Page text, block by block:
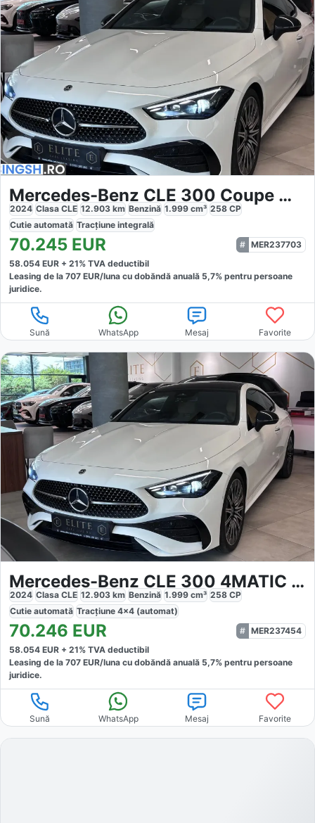
Mercedes-Benz CLE 300 Coupe Mild Hybrid 4Matic AMG Line
2024 Clasa CLE 12.903 km Benzină 1.999 cm³ 258 CP
Cutie automată Tracțiune integrală
70.245 EUR
MER237703
58.054 EUR + 21% TVA deductibil
Leasing de la 707 EUR/luna cu dobăndă anuală 5,7% pentru persoane
juridice.
Sună WhatsApp Mesaj Favorite
Mercedes-Benz CLE 300 4MATIC 9G-TRONIC AMG Line
2024 Clasa CLE 12.903 km Benzină 1.999 cm³ 258 CP
Cutie automată Tracțiune 4x4 (automat)
70.246 EUR
MER237454
58.054 EUR + 21% TVA deductibil
Leasing de la 707 EUR/luna cu dobăndă anuală 5,7% pentru persoane
juridice.
Sună WhatsApp Mesaj Favorite